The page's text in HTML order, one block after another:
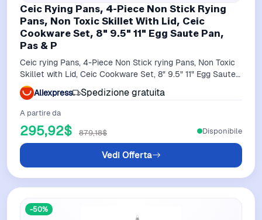
Ceic Rying Pans, 4-Piece Non Stick Rying
Pans, Non Toxic Skillet With Lid, Ceic
Cookware Set, 8" 9.5" 11" Egg Saute Pan,
Pas & P
Ceic rying Pans, 4-Piece Non Stick rying Pans, Non Toxic
Skillet with Lid, Ceic Cookware Set, 8" 9.5" 11" Egg Saute
Pan, PAS & P
Aliexpress Spedizione gratuita
A partire da
295,92$ 879,18$
Vedi Offerta
Disponibile
-50%